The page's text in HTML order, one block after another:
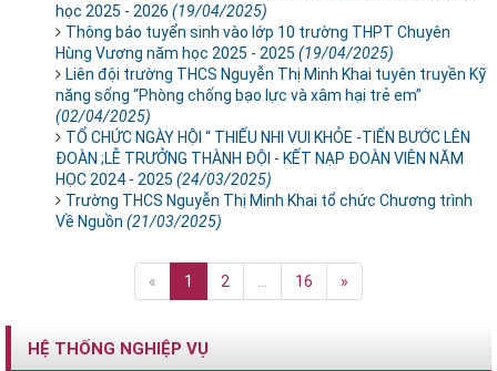
học 2025 - 2026 (19/04/2025)
Thông báo tuyển sinh vào lớp 10 trường THPT Chuyên
Hùng Vương năm học 2025 - 2025 (19/04/2025)
Liên đội trường THCS Nguyễn Thị Minh Khai tuyên truyền Kỹ
năng sống “Phòng chống bạo lực và xâm hại trẻ em”
(02/04/2025)
TỔ CHỨC NGÀY HỘI “ THIẾU NHI VUI KHỎE -TIẾN BƯỚC LÊN
ĐOÀN ;LỄ TRƯỞNG THÀNH ĐỘI - KẾT NẠP ĐOÀN VIÊN NĂM
HỌC 2024 - 2025 (24/03/2025)
Trường THCS Nguyễn Thị Minh Khai tổ chức Chương trình
Về Nguồn (21/03/2025)
« 1 2 16 »
HỆ THỐNG NGHIỆP VỤ